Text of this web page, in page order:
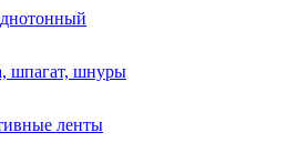
шпагат, шнуры
ленты